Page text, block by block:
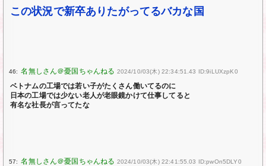
この状況で新卒ありたがってるバカな国
46: 2024/10/03(木) 22:34:51.43 ID:9iLUXzpK0
ベトナムの工場では若い子がたくさん働いてるのに
日本の工場では少ない老人が老眼鏡かけて仕事してると
有名な社長が言ってたな
57: 2024/10/03(木) 22:41:55.03 ID:pwOn5DLY0